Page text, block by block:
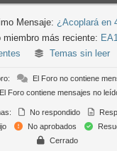
Mensaje: ¿Acoplará en
miembro más reciente:
Temas sin leer
El Foro no contiene
El Foro contiene mensajes no
No respondido
No aprobados
Cerrado